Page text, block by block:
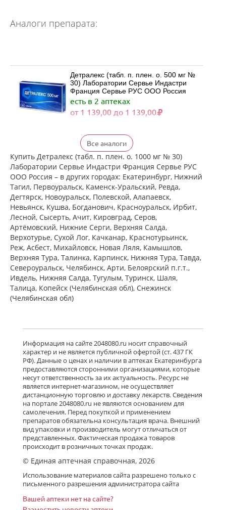
Аналоги препарата:
Детралекс (табл. п. плен. о. 500 мг №
30) Лаборатории Сервье Индастри
Франция Сервье РУС ООО Россия
есть в 2 аптеках
от 1 139,00 до 1 139,00
Детралекс (табл. п. плен. о. 500 мг №
60) Лаборатории Сервье Индастри
Франция Сервье РУС ООО Россия
есть в 2 аптеках
от 2 164,00 до 2 164,00
Венарус (табл. п. плен. о. 50 мг+450
мг № 30) Алиум АО (Московская
обл,.рп. Оболенск) Россия
есть в 2 аптеках
от 1 183,00 до 1 183,00
Венарус (табл. п. плен. о. 50 мг+450
мг № 60) Алиум АО (Московская
обл,.рп. Оболенск) Россия
есть в 2 аптеках
от 2 079,00 до 2 079,00
Детралекс (табл. п. плен. о. 1000 мг
№ 60) Лаборатории Сервье
Индастри Франция Сервье РУС ООО
Россия
есть в 2 аптеках
от 3 232,00 до 3 232,00
Флебавен (табл. п. плен. о. 500 мг №
32) КРКА-Рус ООО Россия
есть в 2 аптеках
от 920,00 до 920,00
Флебавен (табл. п. плен. о. 500 мг №
Нет в аптеках города
Все аналоги
Купить Детралекс (табл. п. плен. о. 1000 мг № 30)
Лаборатории Сервье Индастри Франция Сервье РУС
ООО Россия – в других городах: Екатеринбург, Нижний
Тагил, Первоуральск, Каменск-Уральский, Ревда,
Дегтярск, Новоуральск, Полевской, Алапаевск,
Невьянск, Кушва, Богданович, Красноуральск, Ирбит,
Лесной, Сысерть, Ачит, Кировград, Серов,
Артёмовский, Нижние Cерги, Верхняя Салда,
Верхотурье, Сухой Лог, Качканар, Краснотурьинск,
Реж, Асбест, Михайловск, Новая Ляля, Камышлов,
Верхняя Тура, Талинка, Карпинск, Нижняя Тура, Тавда,
Североуральск, Челябинск, Арти, Белоярский п.г.т.,
Ивдель, Нижняя Салда, Тугулым, Туринск, Шаля,
Талица, Копейск (Челябинская обл), Снежинск
(Челябинская обл)
Информация на сайте 2048080.ru носит справочный
характер и не является публичной офертой (ст. 437 ГК
РФ). Данные о ценах и наличии в аптеках Екатеринбурга
предоставляются сторонними организациями, которые
несут ответственность за их актуальность. Ресурс не
является интернет-магазином, не осуществляет
дистанционную торговлю и доставку лекарств. Сведения
на портале 2048080.ru не являются основанием для
самолечения. Перед покупкой и применением
препаратов обязательна консультация врача. Внешний
вид упаковки и производитель могут отличаться от
представленных. Фактическая продажа товаров
происходит в розничных точках продаж.
© Единая аптечная справочная, 2026
Использование материалов сайта разрешено только с
письменного разрешения администратора сайта
Вашей аптеки нет на сайте?